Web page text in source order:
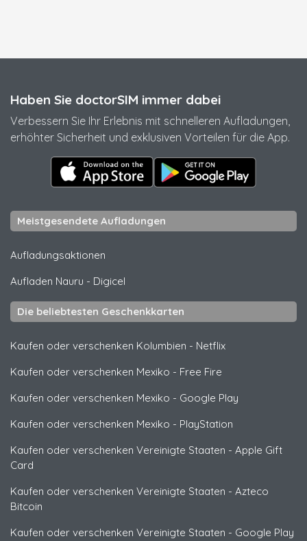
Haben Sie doctorSIM immer dabei
Verbessern Sie Ihr Erlebnis mit schnelleren Aufladungen,
erhöhter Sicherheit und exklusiven Vorteilen für die App.
Meistgesendete Aufladungen
Aufladungsaktionen
Aufladen Nauru - Digicel
Die beliebtesten Geschenkkarten
Kaufen oder verschenken Kolumbien - Netflix
Kaufen oder verschenken Mexiko - Free Fire
Kaufen oder verschenken Mexiko - Google Play
Kaufen oder verschenken Mexiko - PlayStation
Kaufen oder verschenken Vereinigte Staaten - Apple Gift
Card
Kaufen oder verschenken Vereinigte Staaten - Azteco
Bitcoin
Kaufen oder verschenken Vereinigte Staaten - Google Play